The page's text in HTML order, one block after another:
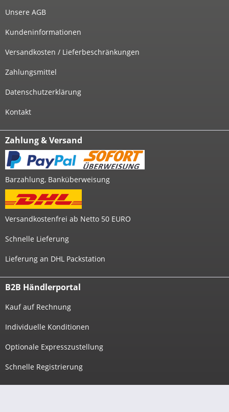
Unsere AGB
Kundeninformationen
Versandkosten / Lieferbeschränkungen
Zahlungsmittel
Datenschutzerklärung
Kontakt
Zahlung & Versand
Barzahlung, Banküberweisung
Versandkostenfrei ab Netto 50 EURO
Schnelle Lieferung
Lieferung an DHL Packstation
B2B Händlerportal
Kauf auf Rechnung
Individuelle Konditionen
Optionale Expresszustellung
Schnelle Registrierung